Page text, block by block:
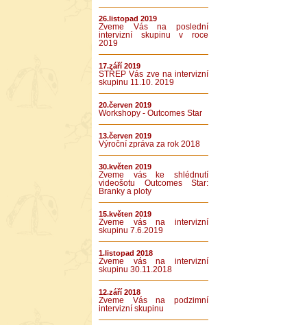
26.listopad 2019
Zveme Vás na poslední
intervizní skupinu v roce
2019
17.září 2019
STŘEP Vás zve na intervizní
skupinu 11.10. 2019
20.červen 2019
Workshopy - Outcomes Star
13.červen 2019
Výroční zpráva za rok 2018
30.květen 2019
Zveme vás ke shlédnutí
videošotu Outcomes Star:
Branky a ploty
15.květen 2019
Zveme vás na intervizní
skupinu 7.6.2019
1.listopad 2018
Zveme vás na intervizní
skupinu 30.11.2018
12.září 2018
Zveme Vás na podzimní
intervizní skupinu